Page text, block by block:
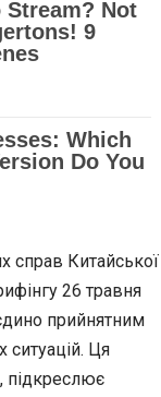
справ Китайської
26 травня
прийнятним
Ця
підкреслює